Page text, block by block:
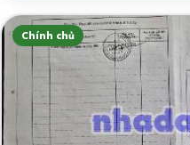
Chính chủ